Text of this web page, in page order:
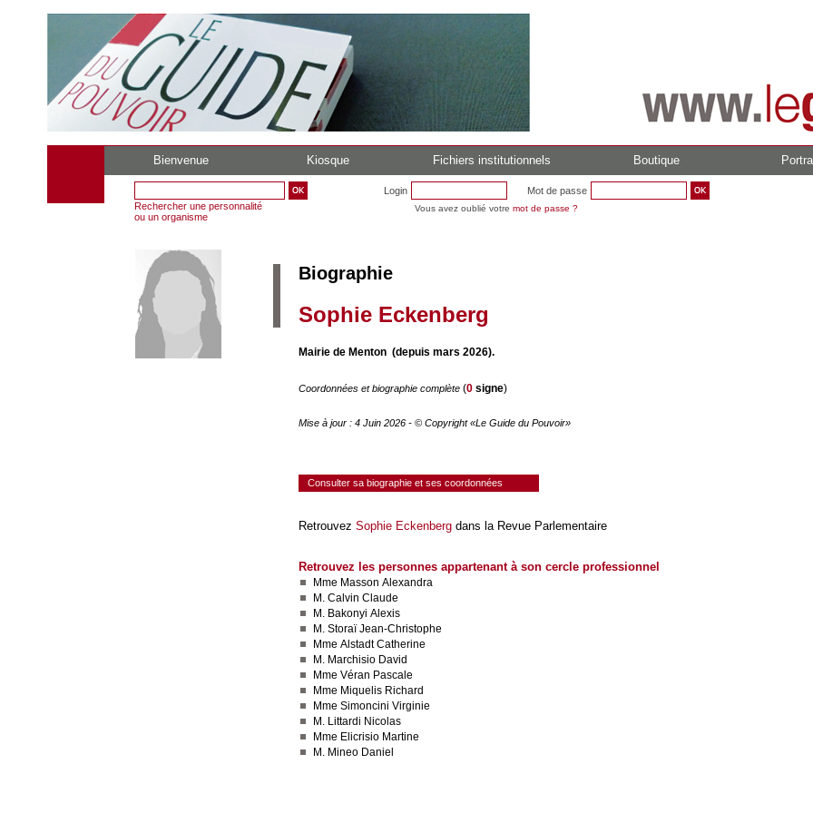
Bienvenue Kiosque Fichiers institutionnels Boutique
Rechercher une personnalité
ou un organisme
Login Mot de passe
Vous avez oublié votre mot de passe ?
Biographie
Sophie Eckenberg
Mairie de Menton (depuis mars 2026).
Coordonnées et biographie complète (0 signe)
Mise à jour : 4 Juin 2026 - © Copyright «Le Guide du Pouvoir»
Consulter sa biographie et ses coordonnées
Retrouvez Sophie Eckenberg dans la Revue Parlementaire
Retrouvez les personnes appartenant à son cercle professionnel
Mme Masson Alexandra
M. Calvin Claude
M. Bakonyi Alexis
M. Storaï Jean-Christophe
Mme Alstadt Catherine
M. Marchisio David
Mme Véran Pascale
Mme Miquelis Richard
Mme Simoncini Virginie
M. Littardi Nicolas
Mme Elicrisio Martine
M. Mineo Daniel